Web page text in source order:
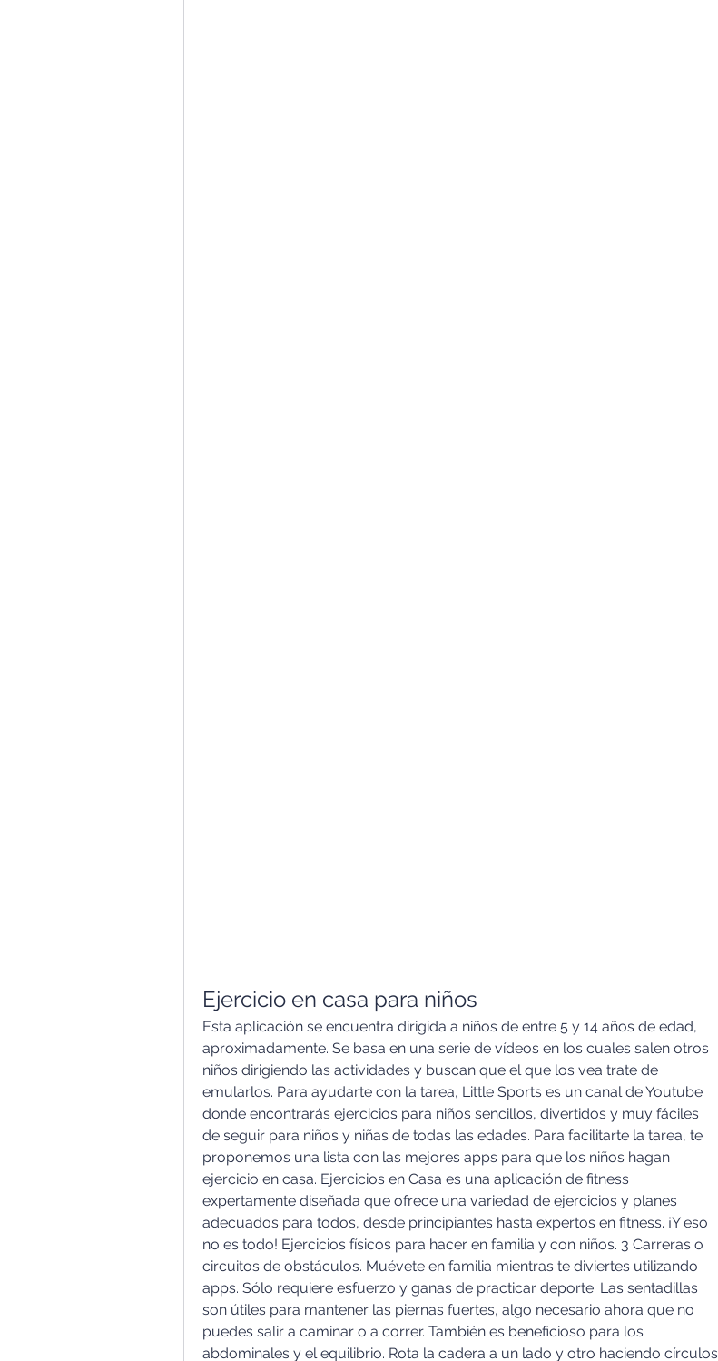
Ejercicio en casa para niños
Esta aplicación se encuentra dirigida a niños de entre 5 y 14 años de edad,
aproximadamente. Se basa en una serie de vídeos en los cuales salen otros
niños dirigiendo las actividades y buscan que el que los vea trate de
emularlos. Para ayudarte con la tarea, Little Sports es un canal de Youtube
donde encontrarás ejercicios para niños sencillos, divertidos y muy fáciles
de seguir para niños y niñas de todas las edades. Para facilitarte la tarea, te
proponemos una lista con las mejores apps para que los niños hagan
ejercicio en casa. Ejercicios en Casa es una aplicación de fitness
expertamente diseñada que ofrece una variedad de ejercicios y planes
adecuados para todos, desde principiantes hasta expertos en fitness. ¡Y eso
no es todo! Ejercicios físicos para hacer en familia y con niños. 3 Carreras o
circuitos de obstáculos. Muévete en familia mientras te diviertes utilizando
apps. Sólo requiere esfuerzo y ganas de practicar deporte. Las sentadillas
son útiles para mantener las piernas fuertes, algo necesario ahora que no
puedes salir a caminar o a correr. También es beneficioso para los
abdominales y el equilibrio. Rota la cadera a un lado y otro haciendo círculos